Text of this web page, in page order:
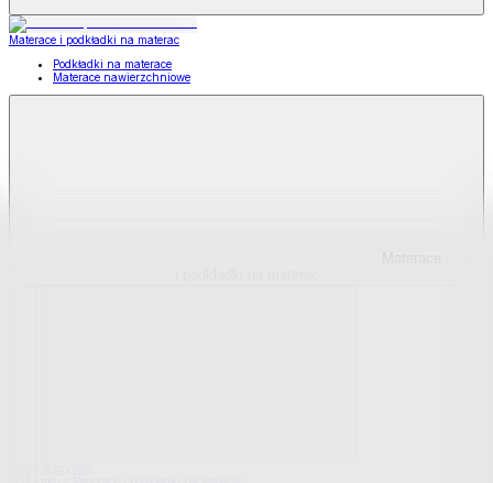
Materace i podkładki na materac
Podkładki na materace
Materace nawierzchniowe